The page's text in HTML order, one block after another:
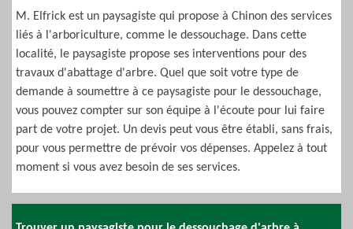
M. Elfrick est un paysagiste qui propose à Chinon des services
liés à l'arboriculture, comme le dessouchage. Dans cette
localité, le paysagiste propose ses interventions pour des
travaux d'abattage d'arbre. Quel que soit votre type de
demande à soumettre à ce paysagiste pour le dessouchage,
vous pouvez compter sur son équipe à l'écoute pour lui faire
part de votre projet. Un devis peut vous être établi, sans frais,
pour vous permettre de prévoir vos dépenses. Appelez à tout
moment si vous avez besoin de ses services.